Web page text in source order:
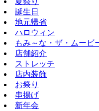
誕生日
地元帰省
ハロウィン
もみ～な・ザ・ムービ
店舗紹介
ストレッチ
店内装飾
お祭り
串揚げ
新年会